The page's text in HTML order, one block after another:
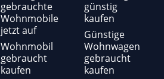
gebrauchte
Wohnmobile
jetzt auf
Wohnmobil
gebraucht
kaufen
günstig
kaufen
Günstige
Wohnwagen
gebraucht
kaufen